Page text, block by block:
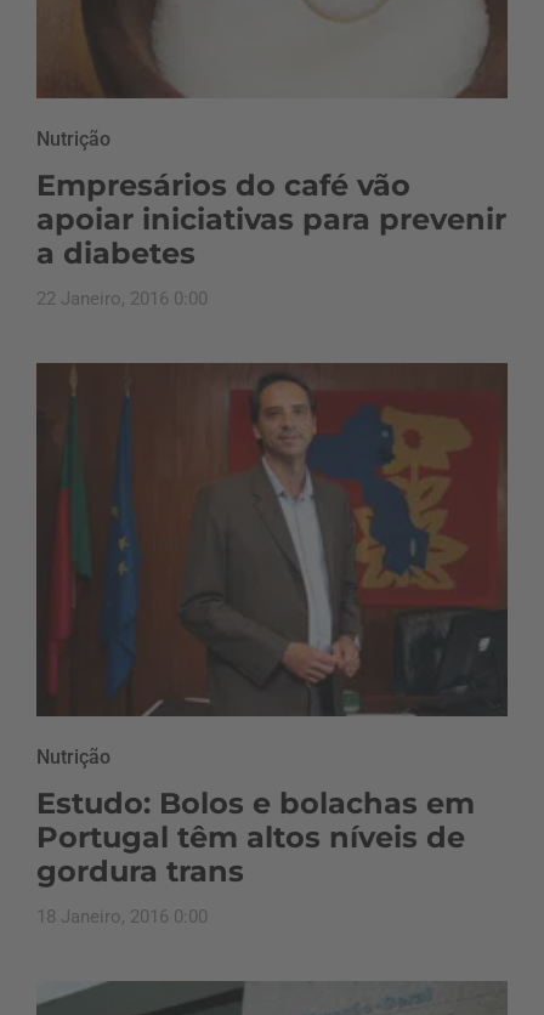
Nutrição
Empresários do café vão
apoiar iniciativas para prevenir
a diabetes
22 Janeiro, 2016 0:00
Nutrição
Estudo: Bolos e bolachas em
Portugal têm altos níveis de
gordura trans
18 Janeiro, 2016 0:00